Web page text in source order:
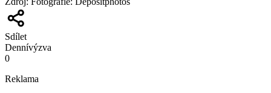
Sdílet
Dennívýzva
0
Reklama